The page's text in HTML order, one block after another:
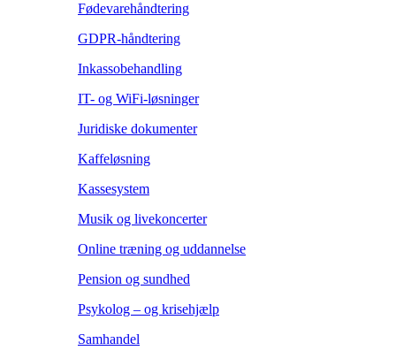
Fødevarehåndtering
GDPR-håndtering
Inkassobehandling
IT- og WiFi-løsninger
Juridiske dokumenter
Kaffeløsning
Kassesystem
Musik og livekoncerter
Online træning og uddannelse
Pension og sundhed
Psykolog – og krisehjælp
Samhandel